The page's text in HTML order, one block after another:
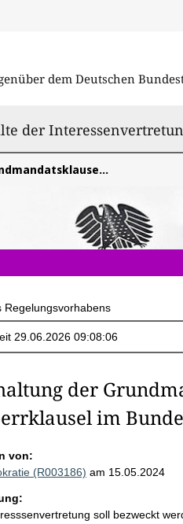
dem Deutschen
der
der Sperrklausel im Bundeswahlgesetz
Regelungsvorhabens
der
im
von:
(R003186) am 15.05.2024
soll bezweckt